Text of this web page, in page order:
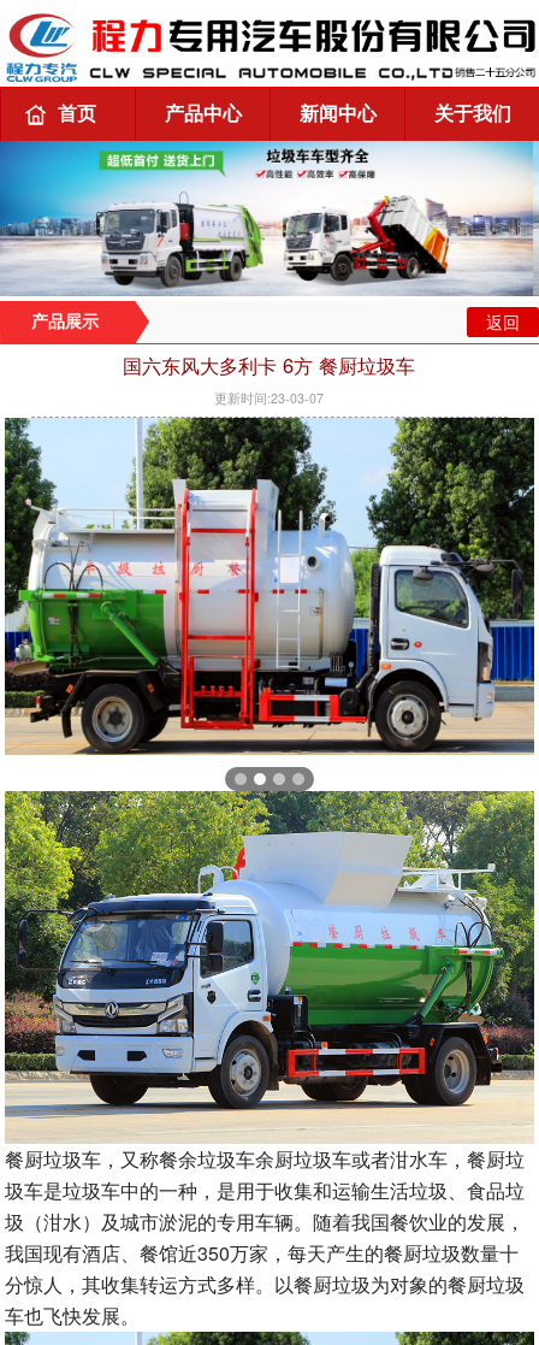
首页 产品中心 新闻中心 关于我们
产品展示 返回
国六东风大多利卡 6方 餐厨垃圾车
更新时间:23-03-07
餐厨垃圾车，又称餐余垃圾车余厨垃圾车或者泔水车，餐厨垃
圾车是垃圾车中的一种，是用于收集和运输生活垃圾、食品垃
圾（泔水）及城市淤泥的专用车辆。随着我国餐饮业的发展，
我国现有酒店、餐馆近350万家，每天产生的餐厨垃圾数量十
分惊人，其收集转运方式多样。以餐厨垃圾为对象的餐厨垃圾
车也飞快发展。